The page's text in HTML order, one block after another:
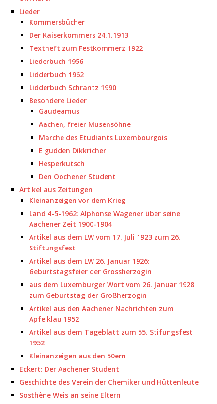
Lieder
Kommersbücher
Der Kaiserkommers 24.1.1913
Textheft zum Festkommerz 1922
Liederbuch 1956
Lidderbuch 1962
Lidderbuch Schrantz 1990
Besondere Lieder
Gaudeamus
Aachen, freier Musensöhne
Marche des Etudiants Luxembourgois
E gudden Dikkricher
Hesperkutsch
Den Oochener Student
Artikel aus Zeitungen
Kleinanzeigen vor dem Krieg
Land 4-5-1962: Alphonse Wagener über seine
Aachener Zeit 1900-1904
Artikel aus dem LW vom 17. Juli 1923 zum 26.
Stiftungsfest
Artikel aus dem LW 26. Januar 1926:
Geburtstagsfeier der Grossherzogin
aus dem Luxemburger Wort vom 26. Januar 1928
zum Geburtstag der Großherzogin
Artikel aus den Aachener Nachrichten zum
Apfelklau 1952
Artikel aus dem Tageblatt zum 55. Stifungsfest
1952
Kleinanzeigen aus den 50ern
Eckert: Der Aachener Student
Geschichte des Verein der Chemiker und Hüttenleute
Sosthène Weis an seine Eltern